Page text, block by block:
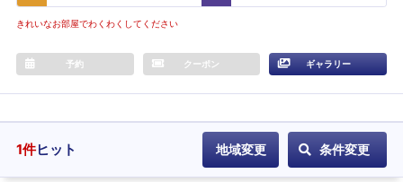
きれいなお部屋でわくわくしてください
予約 クーポン ギャラリー
1件ヒット 地域変更 条件変更